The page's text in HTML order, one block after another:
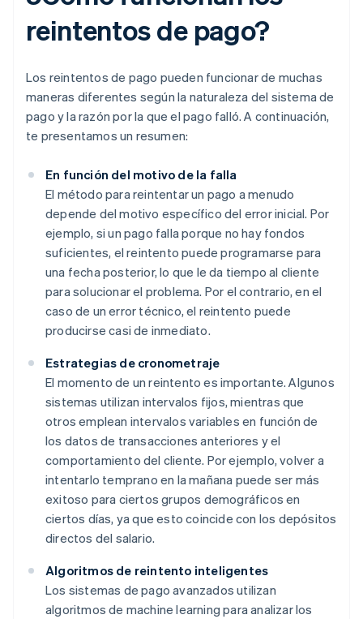
reintentos de pago?
Los reintentos de pago pueden funcionar de muchas
maneras diferentes según la naturaleza del sistema de
pago y la razón por la que el pago falló. A continuación,
te presentamos un resumen:
En función del motivo de la falla
El método para reintentar un pago a menudo
depende del motivo específico del error inicial. Por
ejemplo, si un pago falla porque no hay fondos
suficientes, el reintento puede programarse para
una fecha posterior, lo que le da tiempo al cliente
para solucionar el problema. Por el contrario, en el
caso de un error técnico, el reintento puede
producirse casi de inmediato.
Estrategias de cronometraje
El momento de un reintento es importante. Algunos
sistemas utilizan intervalos fijos, mientras que
otros emplean intervalos variables en función de
los datos de transacciones anteriores y el
comportamiento del cliente. Por ejemplo, volver a
intentarlo temprano en la mañana puede ser más
exitoso para ciertos grupos demográficos en
ciertos días, ya que esto coincide con los depósitos
directos del salario.
Algoritmos de reintento inteligentes
Los sistemas de pago avanzados utilizan
algoritmos de machine learning para analizar los